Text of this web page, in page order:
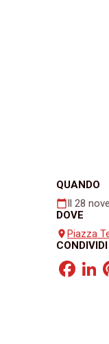
QUANDO
calendar_todayIl 28
DOVE
placePiazza
CONDIVIDI